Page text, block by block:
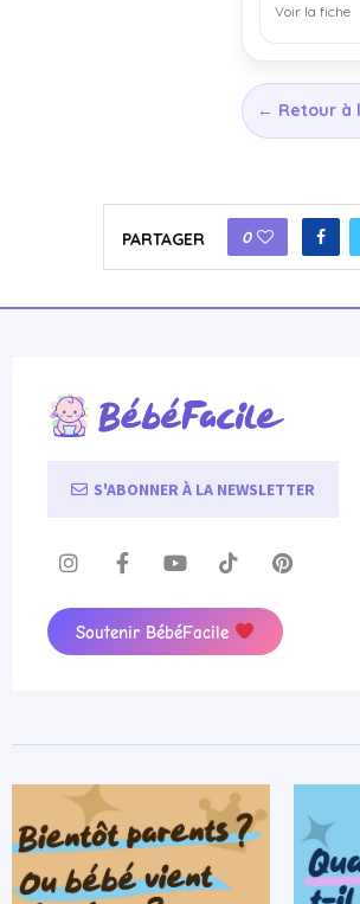
Voir la fiche
← Retour à
PARTAGER 0
S'ABONNER À LA NEWSLETTER
Soutenir BébéFacile